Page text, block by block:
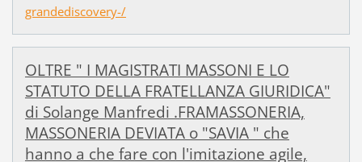
grandediscovery-/
OLTRE " I MAGISTRATI MASSONI E LO
STATUTO DELLA FRATELLANZA GIURIDICA"
di Solange Manfredi .FRAMASSONERIA,
MASSONERIA DEVIATA o "SAVIA " che
hanno a che fare con l'imitazione agile,